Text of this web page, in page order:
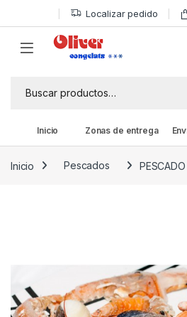
Skip to navigation
Skip to content Localizar pedido
Inicio Zonas de entrega
Inicio Pescados